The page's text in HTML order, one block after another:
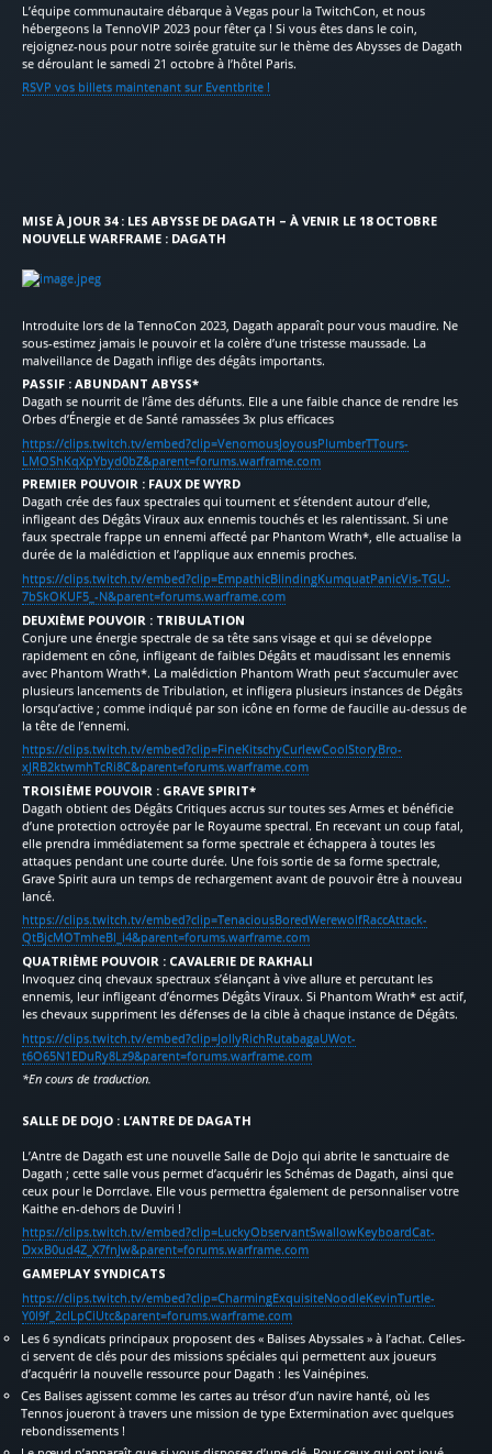
L’équipe communautaire débarque à Vegas pour la TwitchCon, et nous
hébergeons la TennoVIP 2023 pour fêter ça ! Si vous êtes dans le coin,
rejoignez-nous pour notre soirée gratuite sur le thème des Abysses de Dagath
se déroulant le samedi 21 octobre à l’hôtel Paris.
RSVP vos billets maintenant sur Eventbrite !
MISE À JOUR 34 : LES ABYSSE DE DAGATH – À VENIR LE 18 OCTOBRE
NOUVELLE WARFRAME : DAGATH
Introduite lors de la TennoCon 2023, Dagath apparaît pour vous maudire. Ne
sous-estimez jamais le pouvoir et la colère d’une tristesse maussade. La
malveillance de Dagath inflige des dégâts importants.
PASSIF : ABUNDANT ABYSS*
Dagath se nourrit de l’âme des défunts. Elle a une faible chance de rendre les
Orbes d’Énergie et de Santé ramassées 3x plus efficaces
https://clips.twitch.tv/embed?clip=VenomousJoyousPlumberTTours-
LMOShKqXpYbyd0bZ&parent=forums.warframe.com
PREMIER POUVOIR : FAUX DE WYRD
Dagath crée des faux spectrales qui tournent et s’étendent autour d’elle,
infligeant des Dégâts Viraux aux ennemis touchés et les ralentissant. Si une
faux spectrale frappe un ennemi affecté par Phantom Wrath*, elle actualise la
durée de la malédiction et l’applique aux ennemis proches.
https://clips.twitch.tv/embed?clip=EmpathicBlindingKumquatPanicVis-TGU-
7bSkOKUF5_-N&parent=forums.warframe.com
DEUXIÈME POUVOIR : TRIBULATION
Conjure une énergie spectrale de sa tête sans visage et qui se développe
rapidement en cône, infligeant de faibles Dégâts et maudissant les ennemis
avec Phantom Wrath*. La malédiction Phantom Wrath peut s’accumuler avec
plusieurs lancements de Tribulation, et infligera plusieurs instances de Dégâts
lorsqu’active ; comme indiqué par son icône en forme de faucille au-dessus de
la tête de l’ennemi.
https://clips.twitch.tv/embed?clip=FineKitschyCurlewCoolStoryBro-
xJRB2ktwmhTcRi8C&parent=forums.warframe.com
TROISIÈME POUVOIR : GRAVE SPIRIT*
Dagath obtient des Dégâts Critiques accrus sur toutes ses Armes et bénéficie
d’une protection octroyée par le Royaume spectral. En recevant un coup fatal,
elle prendra immédiatement sa forme spectrale et échappera à toutes les
attaques pendant une courte durée. Une fois sortie de sa forme spectrale,
Grave Spirit aura un temps de rechargement avant de pouvoir être à nouveau
lancé.
https://clips.twitch.tv/embed?clip=TenaciousBoredWerewolfRaccAttack-
QtBjcMOTmheBl_i4&parent=forums.warframe.com
QUATRIÈME POUVOIR : CAVALERIE DE RAKHALI
Invoquez cinq chevaux spectraux s’élançant à vive allure et percutant les
ennemis, leur infligeant d’énormes Dégâts Viraux. Si Phantom Wrath* est actif,
les chevaux suppriment les défenses de la cible à chaque instance de Dégâts.
https://clips.twitch.tv/embed?clip=JollyRichRutabagaUWot-
t6O65N1EDuRy8Lz9&parent=forums.warframe.com
*En cours de traduction.
SALLE DE DOJO : L’ANTRE DE DAGATH
L’Antre de Dagath est une nouvelle Salle de Dojo qui abrite le sanctuaire de
Dagath ; cette salle vous permet d’acquérir les Schémas de Dagath, ainsi que
ceux pour le Dorrclave. Elle vous permettra également de personnaliser votre
Kaithe en-dehors de Duviri !
https://clips.twitch.tv/embed?clip=LuckyObservantSwallowKeyboardCat-
DxxB0ud4Z_X7fnJw&parent=forums.warframe.com
GAMEPLAY SYNDICATS
https://clips.twitch.tv/embed?clip=CharmingExquisiteNoodleKevinTurtle-
Y0I9f_2cILpCiUtc&parent=forums.warframe.com
Les 6 syndicats principaux proposent des « Balises Abyssales » à l’achat. Celles-
ci servent de clés pour des missions spéciales qui permettent aux joueurs
d’acquérir la nouvelle ressource pour Dagath : les Vainépines.
Ces Balises agissent comme les cartes au trésor d’un navire hanté, où les
Tennos joueront à travers une mission de type Extermination avec quelques
rebondissements !